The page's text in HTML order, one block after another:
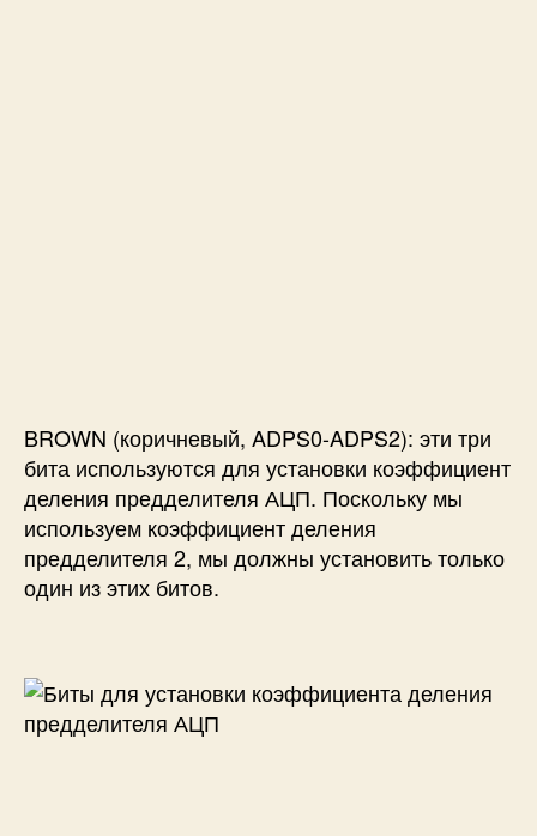
BROWN (коричневый, ADPS0-ADPS2): эти три
бита используются для установки коэффициент
деления предделителя АЦП. Поскольку мы
используем коэффициент деления
предделителя 2, мы должны установить только
один из этих битов.